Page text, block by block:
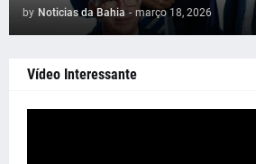
by Noticias da Bahia - março 18, 2026
Vídeo Interessante